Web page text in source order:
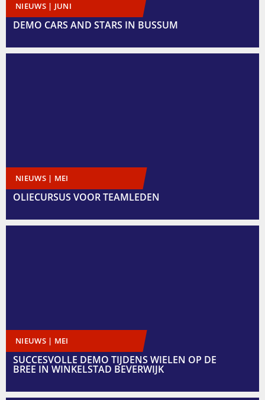
NIEUWS | JUNI
DEMO CARS AND STARS IN BUSSUM
NIEUWS | MEI
OLIECURSUS VOOR TEAMLEDEN
NIEUWS | MEI
SUCCESVOLLE DEMO TIJDENS WIELEN OP DE
BREE IN WINKELSTAD BEVERWIJK